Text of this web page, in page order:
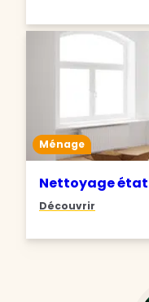
Ménage
Nettoyage état
Découvrir